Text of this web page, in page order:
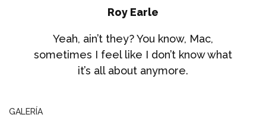
Roy Earle
Yeah, ain’t they? You know, Mac,
sometimes I feel like I don’t know what
it’s all about anymore.
GALERÍA